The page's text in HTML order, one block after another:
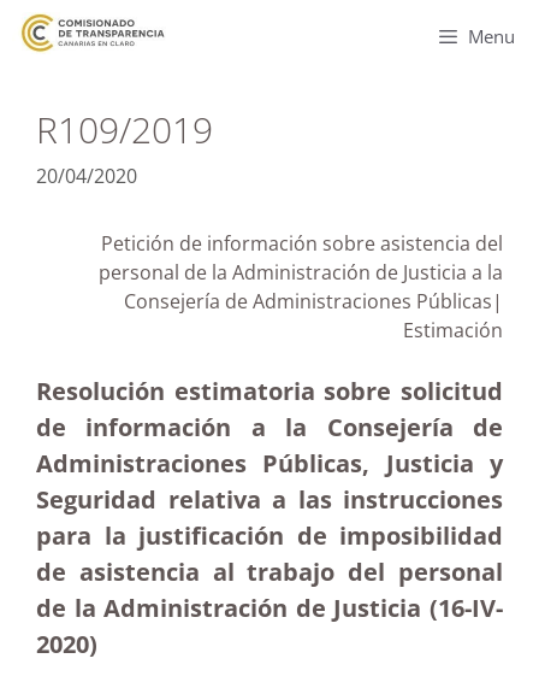
Menu
R109/2019
20/04/2020
Petición de información sobre asistencia del
personal de la Administración de Justicia a la
Consejería de Administraciones Públicas|
Estimación
Resolución estimatoria sobre solicitud
de información a la Consejería de
Administraciones Públicas, Justicia y
Seguridad relativa a las instrucciones
para la justificación de imposibilidad
de asistencia al trabajo del personal
de la Administración de Justicia (16-IV-
2020)